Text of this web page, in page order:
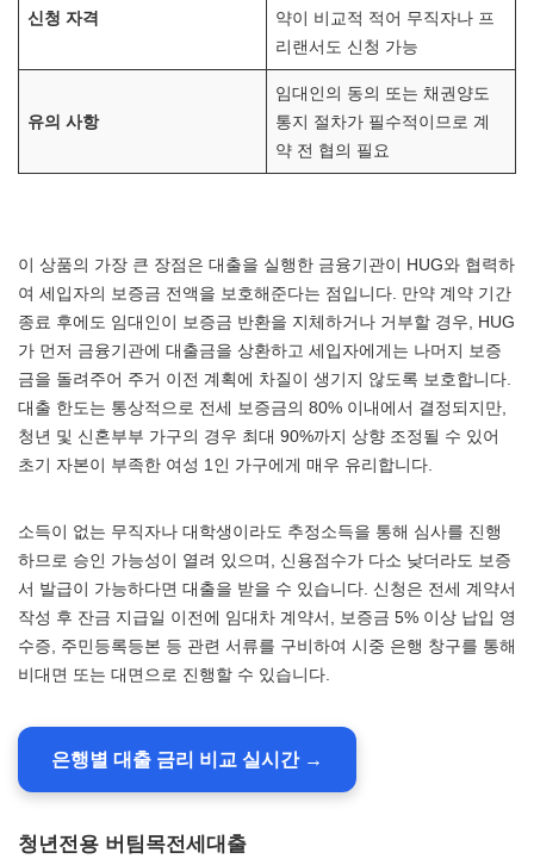
신청 자격
약이 비교적 적어 무직자나 프
리랜서도 신청 가능
유의 사항
임대인의 동의 또는 채권양도
통지 절차가 필수적이므로 계
약 전 협의 필요
이 상품의 가장 큰 장점은 대출을 실행한 금융기관이 HUG와 협력하
여 세입자의 보증금 전액을 보호해준다는 점입니다. 만약 계약 기간
종료 후에도 임대인이 보증금 반환을 지체하거나 거부할 경우, HUG
가 먼저 금융기관에 대출금을 상환하고 세입자에게는 나머지 보증
금을 돌려주어 주거 이전 계획에 차질이 생기지 않도록 보호합니다.
대출 한도는 통상적으로 전세 보증금의 80% 이내에서 결정되지만,
청년 및 신혼부부 가구의 경우 최대 90%까지 상향 조정될 수 있어
초기 자본이 부족한 여성 1인 가구에게 매우 유리합니다.
소득이 없는 무직자나 대학생이라도 추정소득을 통해 심사를 진행
하므로 승인 가능성이 열려 있으며, 신용점수가 다소 낮더라도 보증
서 발급이 가능하다면 대출을 받을 수 있습니다. 신청은 전세 계약서
작성 후 잔금 지급일 이전에 임대차 계약서, 보증금 5% 이상 납입 영
수증, 주민등록등본 등 관련 서류를 구비하여 시중 은행 창구를 통해
비대면 또는 대면으로 진행할 수 있습니다.
은행별 대출 금리 비교 실시간 →
청년전용 버팀목전세대출